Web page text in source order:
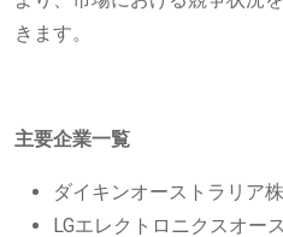
きます。
主要企業一覧
ダイキンオーストラリア
LGエレクトロニクスオー